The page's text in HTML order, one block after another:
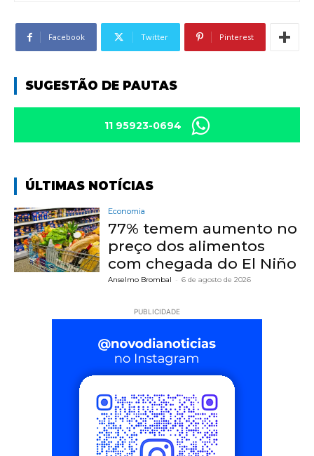
Facebook Twitter Pinterest
SUGESTÃO DE PAUTAS
11 95923-0694
ÚLTIMAS NOTÍCIAS
Economia
77% temem aumento no
preço dos alimentos
com chegada do El Niño
Anselmo Brombal - 6 de agosto de 2026
PUBLICIDADE